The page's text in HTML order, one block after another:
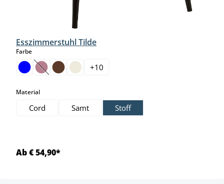
Esszimmerstuhl Tilde
Farbeauswählen
(Diese Option ist zurzeit nicht verfügbar.)
+10
Materialauswählen
Cord Samt Stoff
Ab € 54,90*